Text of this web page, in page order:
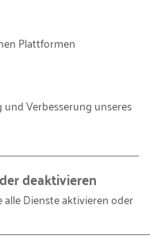
kostenlos
kostenlos
Plattformen
Verbesserung unseres
deaktivieren
Dienste aktivieren oder